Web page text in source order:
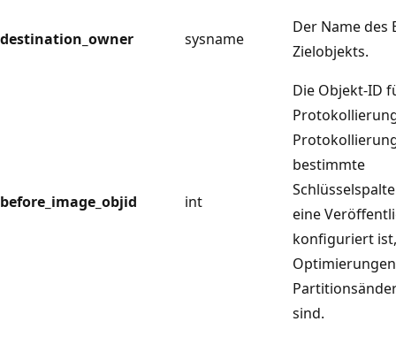
destination_owner sysname
Der Name des
Zielobjekts.
before_image_objid int
Die Objekt-ID
bestimmte
eine
konfiguriert
sind.